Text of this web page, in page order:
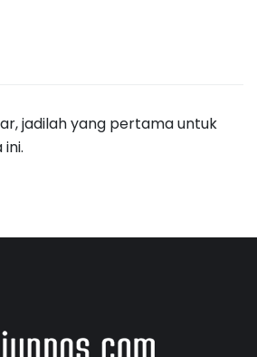
jadilah yang pertama untuk